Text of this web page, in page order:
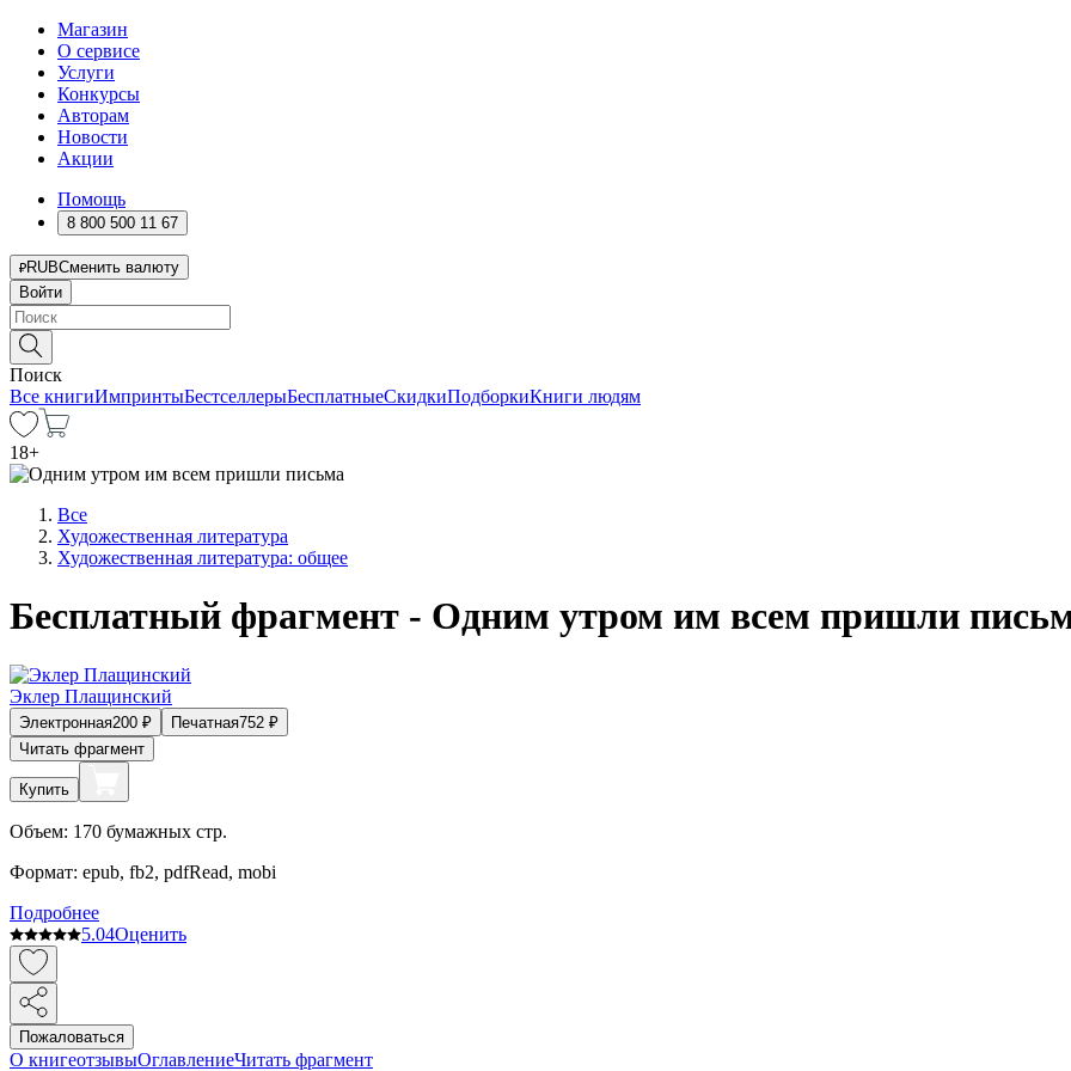
Магазин
О сервисе
Услуги
Конкурсы
Авторам
Новости
Акции
Помощь
8 800 500 11 67
RUBСменить валюту
Войти
Поиск
Все книгиИмпринтыБестселлерыБесплатныеСкидкиПодборкиКниги людям
18+
Все
Художественная литература
Художественная литература: общее
Бесплатный фрагмент - Одним утром им всем пришли
Эклер Плащинский
Электронная200 ₽ Печатная752 ₽
Читать фрагмент
Купить
Объем: 170 бумажных стр.
Формат: epub, fb2, pdfRead, mobi
Подробнее
5.04Оценить
Пожаловаться
О книгеотзывыОглавлениеЧитать фрагмент